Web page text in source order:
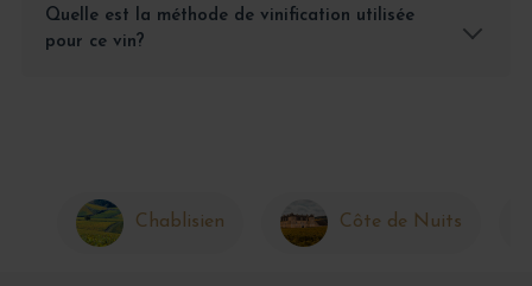
Quelle est la méthode de vinification utilisée
pour ce vin?
Chablisien Côte de Nuits